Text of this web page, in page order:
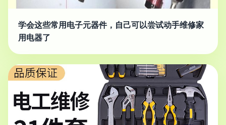
学会这些常用电子元器件，自己可以尝试动手维修家
用电器了